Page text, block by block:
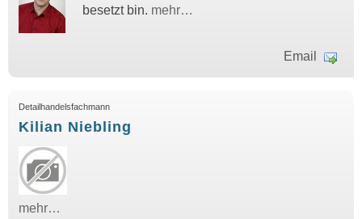
besetzt bin. mehr…
Email
Detailhandelsfachmann
Kilian Niebling
mehr…